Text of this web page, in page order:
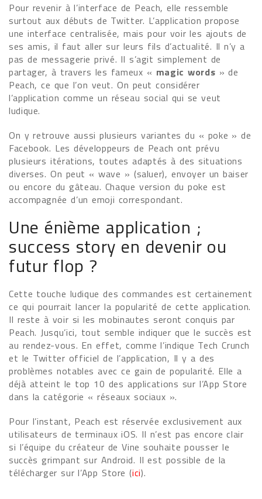
Pour revenir à l’interface de Peach, elle ressemble
surtout aux débuts de Twitter. L’application propose
une interface centralisée, mais pour voir les ajouts de
ses amis, il faut aller sur leurs fils d’actualité. Il n’y a
pas de messagerie privé. Il s’agit simplement de
partager, à travers les fameux « magic words » de
Peach, ce que l’on veut. On peut considérer
l’application comme un réseau social qui se veut
ludique.
On y retrouve aussi plusieurs variantes du « poke » de
Facebook. Les développeurs de Peach ont prévu
plusieurs itérations, toutes adaptés à des situations
diverses. On peut « wave » (saluer), envoyer un baiser
ou encore du gâteau. Chaque version du poke est
accompagnée d’un emoji correspondant.
Une énième application ;
success story en devenir ou
futur flop ?
Cette touche ludique des commandes est certainement
ce qui pourrait lancer la popularité de cette application.
Il reste à voir si les mobinautes seront conquis par
Peach. Jusqu’ici, tout semble indiquer que le succès est
au rendez-vous. En effet, comme l’indique Tech Crunch
et le Twitter officiel de l’application, Il y a des
problèmes notables avec ce gain de popularité. Elle a
déjà atteint le top 10 des applications sur l’App Store
dans la catégorie « réseaux sociaux ».
Pour l’instant, Peach est réservée exclusivement aux
utilisateurs de terminaux iOS. Il n’est pas encore clair
si l’équipe du créateur de Vine souhaite pousser le
succès grimpant sur Android. Il est possible de la
télécharger sur l’App Store (ici).